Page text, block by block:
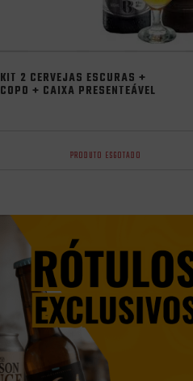
KIT 2 CERVEJAS ESCURAS +
COPO + CAIXA PRESENTEÁVEL
PRODUTO ESGOTADO